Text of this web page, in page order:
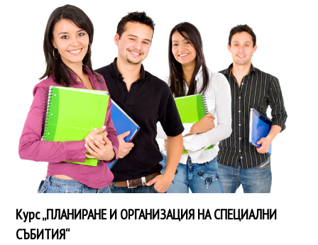
Курс „ПЛАНИРАНЕ И ОРГАНИЗАЦИЯ НА СПЕЦИАЛНИ
СЪБИТИЯ“